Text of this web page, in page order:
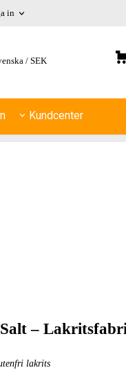
in
SEK
Kundcenter
–
lakrits